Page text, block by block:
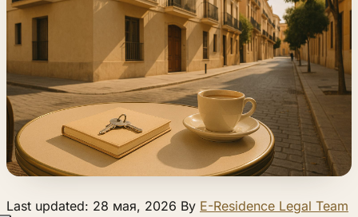
Last updated: 28 мая, 2026 By E-Residence Legal Team